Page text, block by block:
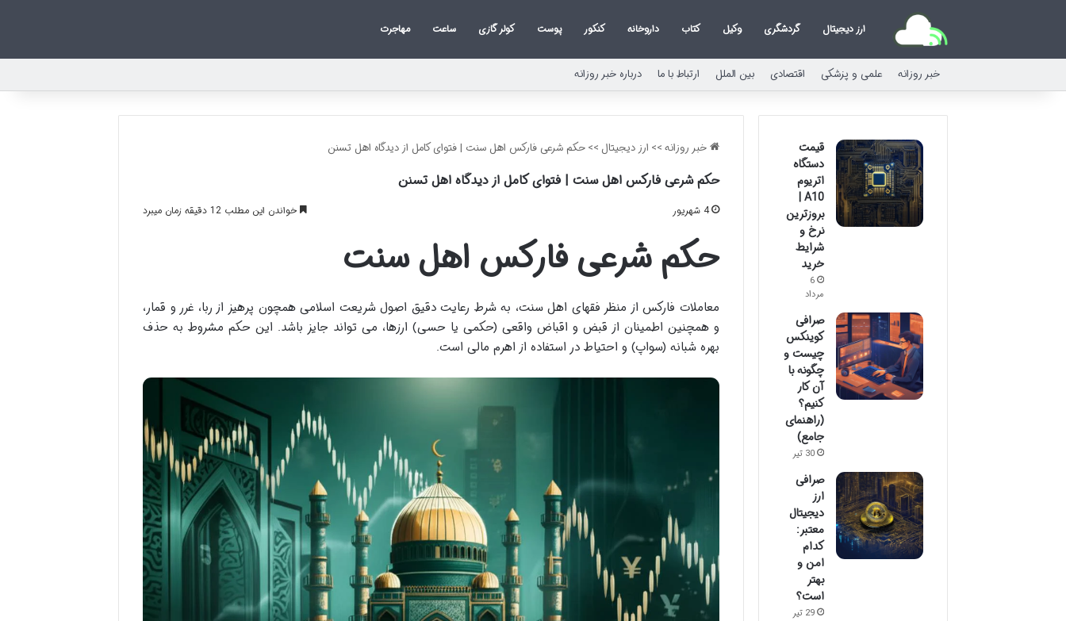
ارز دیجیتال گردشگری وکیل کتاب داروخانه کنکور پوست کولر گازی ساعت مهاجرت
خبر روزانه علمی و پزشکی اقتصادی بین الملل ارتباط با ما درباره خبر روزانه
خبر روزانه>> ارز دیجیتال >> حکم شرعی فارکس اهل سنت | فتوای کامل از دیدگاه اهل تسنن
حکم شرعی فارکس اهل سنت | فتوای کامل از دیدگاه اهل تسنن
4 شهریور خواندن این مطلب 12 دقیقه زمان میبرد
حکم شرعی فارکس اهل سنت
معاملات فارکس از منظر فقهای اهل سنت، به شرط رعایت دقیق اصول شریعت اسلامی همچون پرهیز از ربا، غرر و قمار،
و همچنین اطمینان از قبض و اقباض واقعی (حکمی یا حسی) ارزها، می تواند جایز باشد. این حکم مشروط به حذف
بهره شبانه (سواپ) و احتیاط در استفاده از اهرم مالی است.
قیمت
دستگاه
اتریوم
A10 |
بروزترین
نرخ و
شرایط
خرید
6
مرداد
صرافی
کوینکس
چیست و
چگونه با
آن کار
کنیم؟
(راهنمای
جامع)
30 تیر
صرافی
ارز
دیجیتال
معتبر:
کدام
امن و
بهتر
است؟
29 تیر